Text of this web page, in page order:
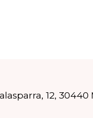
12, 30440